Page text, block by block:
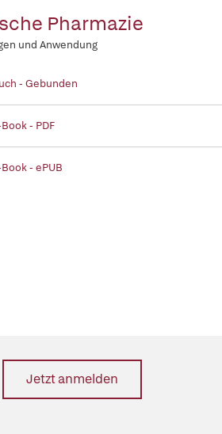
Pharmazie
und Anwendung
- Gebunden
- PDF
- ePUB
Jetzt anmelden